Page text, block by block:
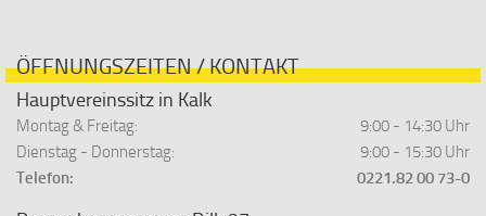
ÖFFNUNGSZEITEN / KONTAKT
Hauptvereinssitz in Kalk
Montag & Freitag:
9:00 - 14:30 Uhr
Dienstag - Donnerstag:
9:00 - 15:30 Uhr
Telefon:
0221.82 00 73-0